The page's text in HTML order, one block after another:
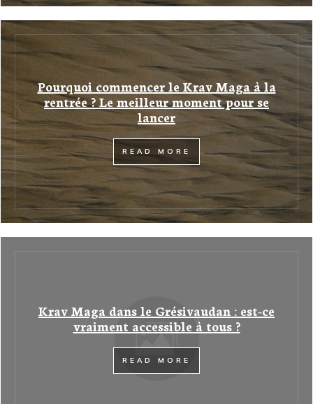
Pourquoi commencer le Krav Maga à la
rentrée ? Le meilleur moment pour se
lancer
READ MORE
Krav Maga dans le Grésivaudan : est-ce
vraiment accessible à tous ?
READ MORE